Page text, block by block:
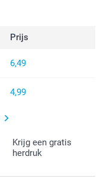
Prijs
6,49
4,99
Krijg een gratis
herdruk